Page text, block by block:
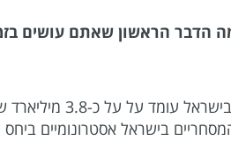
הראשון שאתם עושים
היקף שוק
בישראל אסטרונומיים